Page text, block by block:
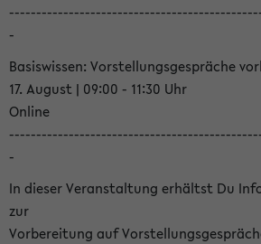
-
Basiswissen: Vorstellungsgespräche
17. August | 09:00 - 11:30 Uhr
Online
-
In dieser Veranstaltung erhältst Du
zur
Vorbereitung auf